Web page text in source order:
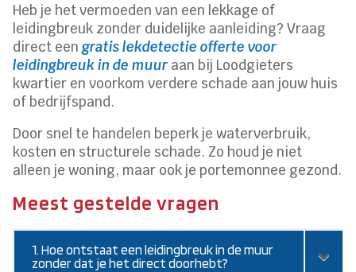
Heb je het vermoeden van een lekkage of
leidingbreuk zonder duidelijke aanleiding? Vraag
direct eengratis lekdetectie offerte voor
leidingbreuk in de muur aan bij Loodgieters
kwartier en voorkom verdere schade aan jouw huis
of bedrijfspand.
Door snel te handelen beperk je waterverbruik,
kosten en structurele schade. Zo houd je niet
alleen je woning, maar ook je portemonnee gezond.
Meest gestelde vragen
1. Hoe ontstaat een leidingbreuk in de muur
zonder dat je het direct doorhebt?